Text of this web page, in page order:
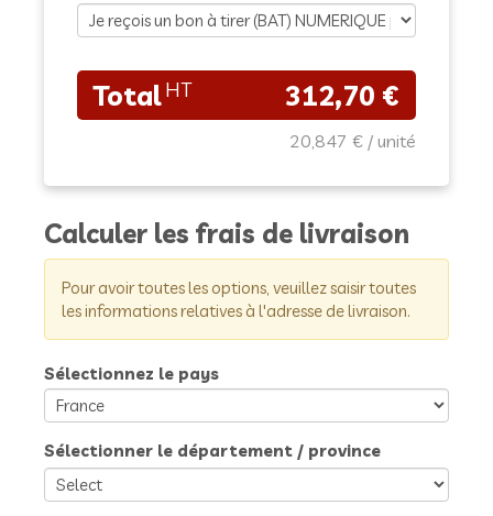
312,70 €
20,847 €
Calculer les frais de livraison
Pour avoir toutes les options, veuillez saisir toutes
les informations relatives à l'adresse de livraison.
Sélectionnez le pays
Sélectionner le département / province